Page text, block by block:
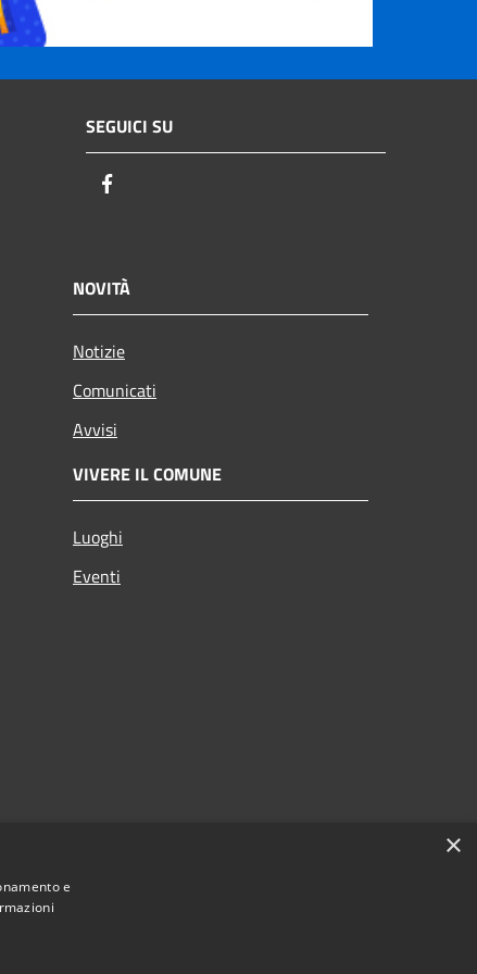
SEGUICI SU
NOVITÀ
Notizie
Comunicati
Avvisi
VIVERE IL COMUNE
Luoghi
Eventi
×
e